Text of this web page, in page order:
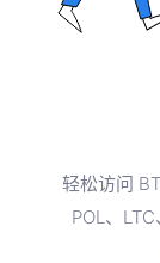
轻松访问
POL、